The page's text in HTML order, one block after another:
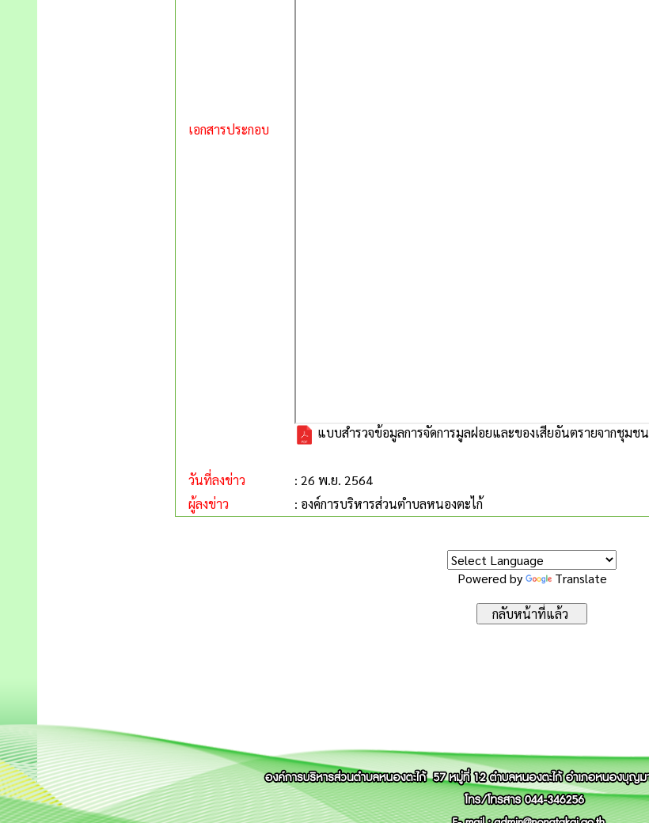
เอกสารประกอบ
แบบสำรวจข้อมูลการจัดการมูลฝอยและของเสียอันตรายจากชุมชน
วันที่ลงข่าว
: 26 พ.ย. 2564
ผู้ลงข่าว
: องค์การบริหารส่วนตำบลหนองตะไก้
Powered by Translate